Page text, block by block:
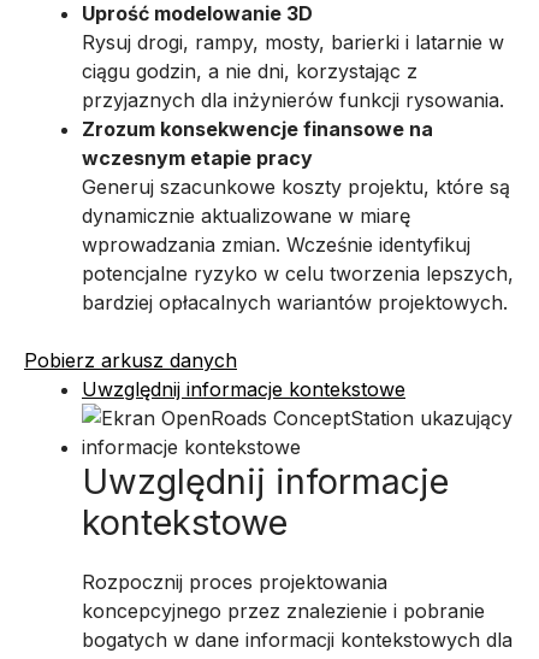
Uprość modelowanie 3D
Rysuj drogi, rampy, mosty, barierki i latarnie w
ciągu godzin, a nie dni, korzystając z
przyjaznych dla inżynierów funkcji rysowania.
Zrozum konsekwencje finansowe na
wczesnym etapie pracy
Generuj szacunkowe koszty projektu, które są
dynamicznie aktualizowane w miarę
wprowadzania zmian. Wcześnie identyfikuj
potencjalne ryzyko w celu tworzenia lepszych,
bardziej opłacalnych wariantów projektowych.
Pobierz arkusz danych
Uwzględnij informacje kontekstowe
Uwzględnij informacje
kontekstowe
Rozpocznij proces projektowania
koncepcyjnego przez znalezienie i pobranie
bogatych w dane informacji kontekstowych dla